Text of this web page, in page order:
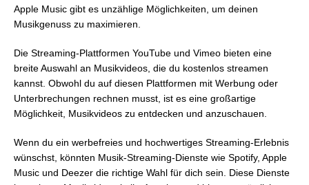
Apple Music gibt es unzählige Möglichkeiten, um deinen
Musikgenuss zu maximieren.
Die Streaming-Plattformen YouTube und Vimeo bieten eine
breite Auswahl an Musikvideos, die du kostenlos streamen
kannst. Obwohl du auf diesen Plattformen mit Werbung oder
Unterbrechungen rechnen musst, ist es eine großartige
Möglichkeit, Musikvideos zu entdecken und anzuschauen.
Wenn du ein werbefreies und hochwertiges Streaming-Erlebnis
wünschst, könnten Musik-Streaming-Dienste wie Spotify, Apple
Music und Deezer die richtige Wahl für dich sein. Diese Dienste